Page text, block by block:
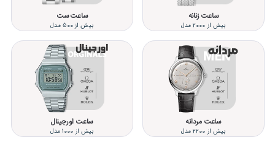
ساعت زنانه
بیش از 2000 مدل
ساعت ست
بیش از 500 مدل
ساعت مردانه
بیش از 2200 مدل
ساعت اورجینال
بیش از 1000 مدل